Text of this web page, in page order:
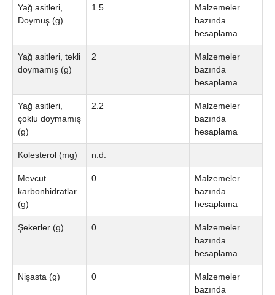
Yağ asitleri,
Doymuş (g)
1.5
Malzemeler
bazında
hesaplama
Yağ asitleri, tekli
doymamış (g)
2
Malzemeler
bazında
hesaplama
Yağ asitleri,
çoklu doymamış
(g)
2.2
Malzemeler
bazında
hesaplama
Kolesterol (mg) n.d.
Mevcut
karbonhidratlar
(g)
0
Malzemeler
bazında
hesaplama
Şekerler (g) 0
Malzemeler
bazında
hesaplama
Nişasta (g) 0
Malzemeler
bazında